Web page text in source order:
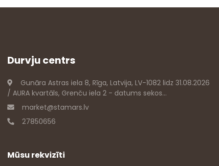
Durvju centrs
Gunāra Astras iela 8, Rīga, Latvija, LV-1082 lidz 31.08.2026
/ AURA kvartāls, Grenču iela 2 - datums sekos...
market@stamars.lv
27850656
Mūsu rekvizīti